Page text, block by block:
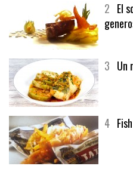
2 El
3 Un
4